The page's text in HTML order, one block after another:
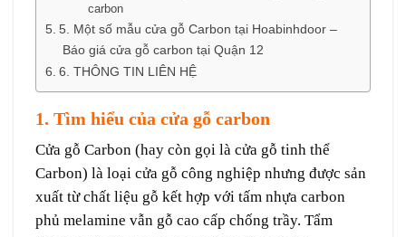
carbon
5. Một số mẫu cửa gỗ Carbon tại Hoabinhdoor –
Báo giá cửa gỗ carbon tại Quận 12
6. THÔNG TIN LIÊN HỆ
1. Tìm hiểu của cửa gỗ carbon
Cửa gỗ Carbon (hay còn gọi là cửa gỗ tinh thể
Carbon) là loại cửa gỗ công nghiệp nhưng được sản
xuất từ chất liệu gỗ kết hợp với tấm nhựa carbon
phủ melamine vẫn gỗ cao cấp chống trầy. Tẩm